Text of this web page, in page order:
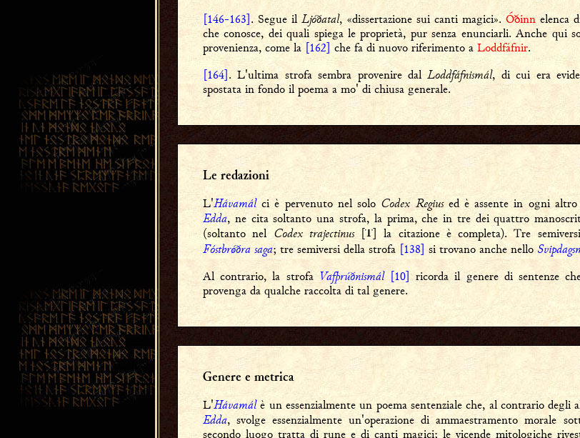
[146-163]. Segue ilLjóðatal, «dissertazione sui canti magici».Óðinnelenca
che conosce, dei quali spiega le proprietà, pur senza enunciarli. Anche qui
provenienza, come la [162] che fa di nuovo riferimento aLoddfáfnir.
[164]. L'ultima strofa sembra provenire dalLoddfáfnismál, di cui era
spostata in fondo il poema a mo' di chiusa generale.
Le redazioni
L'Hávamálci è pervenuto nel solo Codex Regiused è assente in ogni
Edda, ne cita soltanto una strofa, la prima, che in tre dei quattro
(soltanto nel Codex trajectinus[T] la citazione è completa). Tre
Fóstbrǿðra saga; tre semiversi della strofa [138] si trovano anche nello
Al contrario, la strofa Vafþrúðnismál[10] ricorda il genere di sentenze
provenga da qualche raccolta di tal genere.
Genere e metrica
L'Hávamálè un essenzialmente un poema sentenziale che, al contrario degli
Edda, svolge essenzialmente un'operazione di ammaestramento morale
secondo luogo tratta di rune e di canti magici; le vicende mitologiche